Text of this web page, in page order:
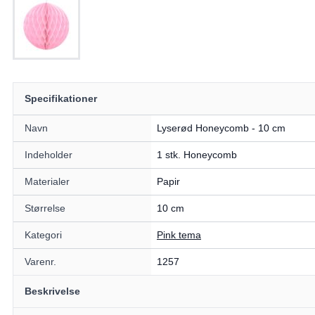
Specifikationer
Navn Lyserød Honeycomb - 10 cm
Indeholder 1 stk. Honeycomb
Materialer Papir
Størrelse 10 cm
Kategori Pink tema
Varenr. 1257
Beskrivelse